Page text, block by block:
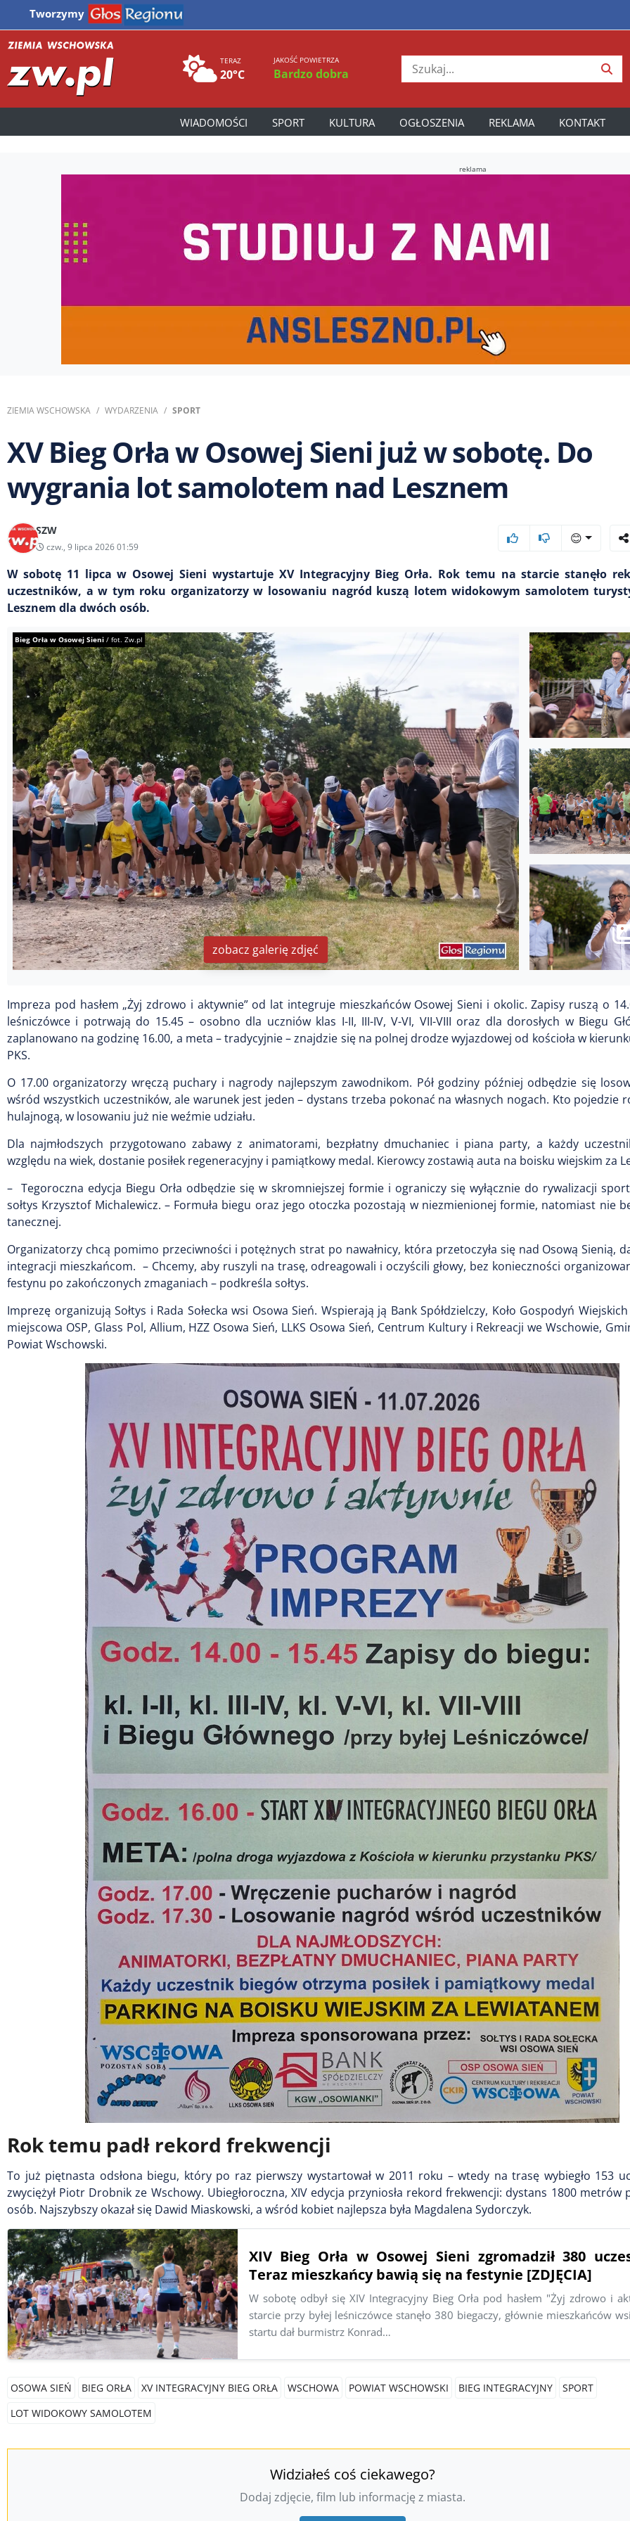
Tworzymy
TERAZ
20°C
JAKOŚĆ POWIETRZA
Bardzo dobra
WIADOMOŚCI SPORT KULTURA OGŁOSZENIA REKLAMA KONTAKT
reklama
ZIEMIA WSCHOWSKA WYDARZENIA SPORT
XV Bieg Orła w Osowej Sieni już w sobotę. Do
wygrania lot samolotem nad Lesznem
SZW
czw., 9 lipca 2026 01:59
😊
W sobotę 11 lipca w Osowej Sieni wystartuje XV Integracyjny Bieg Orła. Rok temu na starcie stanęło
uczestników, a w tym roku organizatorzy w losowaniu nagród kuszą lotem widokowym samolotem
Lesznem dla dwóch osób.
zobacz galerię zdjęć
Bieg Orła w Osowej Sieni / fot. Zw.pl
Impreza pod hasłem „Żyj zdrowo i aktywnie” od lat integruje mieszkańców Osowej Sieni i okolic. Zapisy ruszą o
leśniczówce i potrwają do 15.45 – osobno dla uczniów klas I-II, III-IV, V-VI, VII-VIII oraz dla dorosłych w Biegu
zaplanowano na godzinę 16.00, a meta – tradycyjnie – znajdzie się na polnej drodze wyjazdowej od kościoła w
PKS.
O 17.00 organizatorzy wręczą puchary i nagrody najlepszym zawodnikom. Pół godziny później odbędzie się
wśród wszystkich uczestników, ale warunek jest jeden – dystans trzeba pokonać na własnych nogach. Kto pojedzie
hulajnogą, w losowaniu już nie weźmie udziału.
Dla najmłodszych przygotowano zabawy z animatorami, bezpłatny dmuchaniec i piana party, a każdy
względu na wiek, dostanie posiłek regeneracyjny i pamiątkowy medal. Kierowcy zostawią auta na boisku wiejskim za
– Tegoroczna edycja Biegu Orła odbędzie się w skromniejszej formie i ograniczy się wyłącznie do rywalizacji
sołtys Krzysztof Michalewicz. – Formuła biegu oraz jego otoczka pozostają w niezmienionej formie, natomiast nie
tanecznej.
Organizatorzy chcą pomimo przeciwności i potężnych strat po nawałnicy, która przetoczyła się nad Osową Sienią,
integracji mieszkańcom. – Chcemy, aby ruszyli na trasę, odreagowali i oczyścili głowy, bez konieczności
festynu po zakończonych zmaganiach – podkreśla sołtys.
Imprezę organizują Sołtys i Rada Sołecka wsi Osowa Sień. Wspierają ją Bank Spółdzielczy, Koło Gospodyń Wiejskich
miejscowa OSP, Glass Pol, Allium, HZZ Osowa Sień, LLKS Osowa Sień, Centrum Kultury i Rekreacji we Wschowie,
Powiat Wschowski.
Rok temu padł rekord frekwencji
To już piętnasta odsłona biegu, który po raz pierwszy wystartował w 2011 roku – wtedy na trasę wybiegło 153
zwyciężył Piotr Drobnik ze Wschowy. Ubiegłoroczna, XIV edycja przyniosła rekord frekwencji: dystans 1800 metrów
osób. Najszybszy okazał się Dawid Miaskowski, a wśród kobiet najlepsza była Magdalena Sydorczyk.
XIV Bieg Orła w Osowej Sieni zgromadził 380
Teraz mieszkańcy bawią się na festynie [ZDJĘCIA]
W sobotę odbył się XIV Integracyjny Bieg Orła pod hasłem "Żyj zdrowo i
starcie przy byłej leśniczówce stanęło 380 biegaczy, głównie mieszkańców
startu dał burmistrz Konrad…
OSOWA SIEŃ BIEG ORŁA XV INTEGRACYJNY BIEG ORŁA WSCHOWA POWIAT WSCHOWSKI BIEG INTEGRACYJNY
SPORT
LOT WIDOKOWY SAMOLOTEM
Widziałeś coś ciekawego?
Dodaj zdjęcie, film lub informację z miasta.